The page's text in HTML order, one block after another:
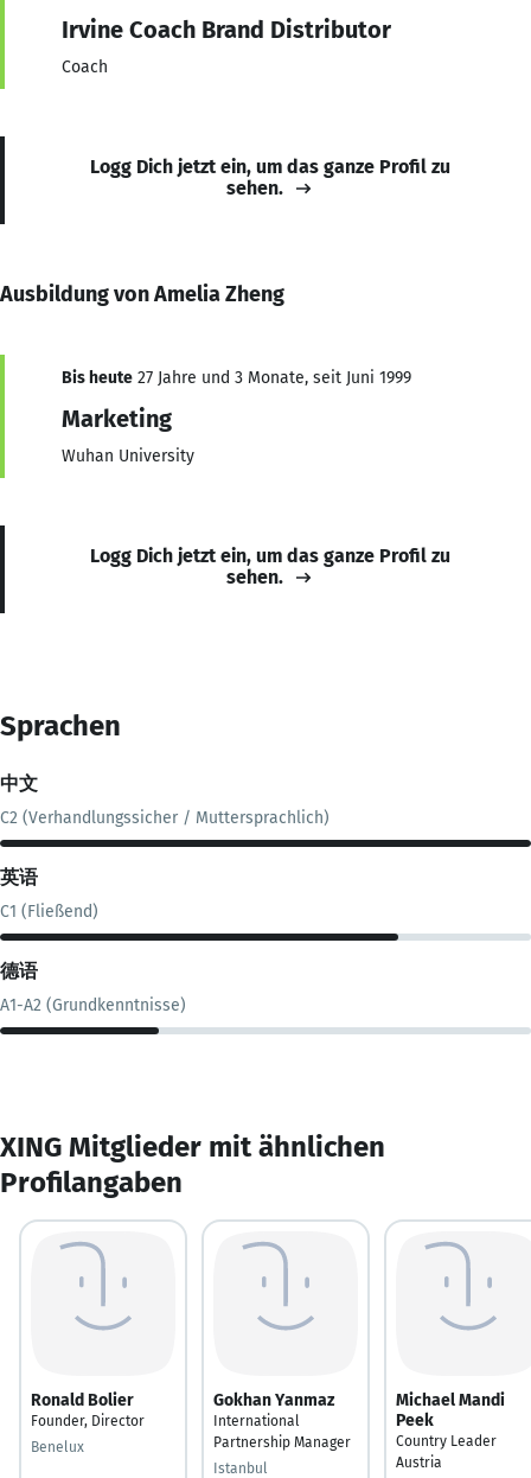
Irvine Coach Brand Distributor
Coach
Logg Dich jetzt ein, um das ganze Profil zu
sehen.
Ausbildung von Amelia Zheng
Bis heute 27 Jahre und 3 Monate, seit Juni 1999
Marketing
Wuhan University
Logg Dich jetzt ein, um das ganze Profil zu
sehen.
Sprachen
中文
C2 (Verhandlungssicher / Muttersprachlich)
英语
C1 (Fließend)
德语
A1-A2 (Grundkenntnisse)
XING Mitglieder mit ähnlichen
Profilangaben
Ronald Bolier
Founder, Director
Benelux
Gokhan Yanmaz
International
Partnership Manager
Istanbul
Michael Mandi
Peek
Country Leader
Austria